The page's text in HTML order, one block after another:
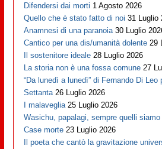
Difendersi dai morti 1 Agosto 2026
Quello che è stato fatto di noi 31 Luglio
Anamnesi di una paranoia 30 Luglio
Cantico per una dis/umanità dolente 29
Il sostenitore ideale 28 Luglio 2026
La storia non è una fossa comune 27
“Da lunedì a lunedì” di Fernando Di Leo
Settanta 26 Luglio 2026
I malaveglia 25 Luglio 2026
Wasichu, papalagi, sempre quelli siamo
Case morte 23 Luglio 2026
Il poeta che cantò la gravitazione